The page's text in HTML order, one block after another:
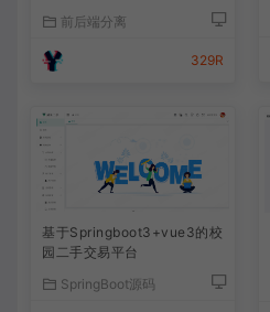
前后端分离
329R
基于Springboot3+vue3的校
园二手交易平台
SpringBoot源码